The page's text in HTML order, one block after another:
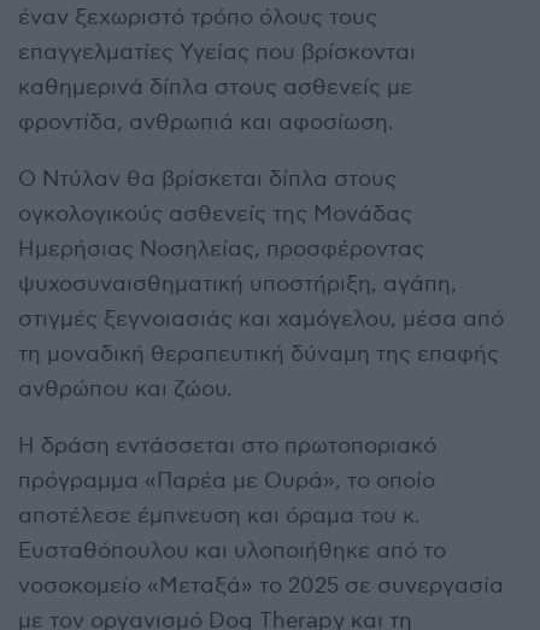
έναν ξεχωριστό τρόπο όλους τους
επαγγελματίες Υγείας που βρίσκονται
καθημερινά δίπλα στους ασθενείς με
φροντίδα, ανθρωπιά και αφοσίωση.
Ο Ντύλαν θα βρίσκεται δίπλα στους
ογκολογικούς ασθενείς της Μονάδας
Ημερήσιας Νοσηλείας, προσφέροντας
ψυχοσυναισθηματική υποστήριξη, αγάπη,
στιγμές ξεγνοιασιάς και χαμόγελου, μέσα από
τη μοναδική θεραπευτική δύναμη της επαφής
ανθρώπου και ζώου.
Η δράση εντάσσεται στο πρωτοποριακό
πρόγραμμα «Παρέα με Ουρά», το οποίο
αποτέλεσε έμπνευση και όραμα του κ.
Ευσταθόπουλου και υλοποιήθηκε από το
νοσοκομείο «Μεταξά» το 2025 σε συνεργασία
με τον οργανισμό Dog Therapy και τη